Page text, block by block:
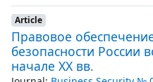
Article
Правовое
безопасности России
начале ХХ вв.